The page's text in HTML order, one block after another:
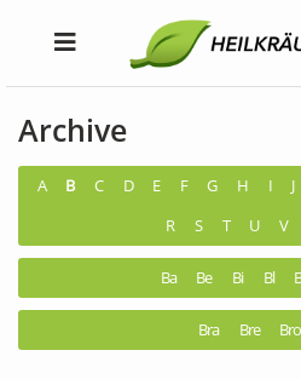
Archive
A B C D E F G H I J
R
S T U V
Ba Be Bi Bl
Bra Bre Bro